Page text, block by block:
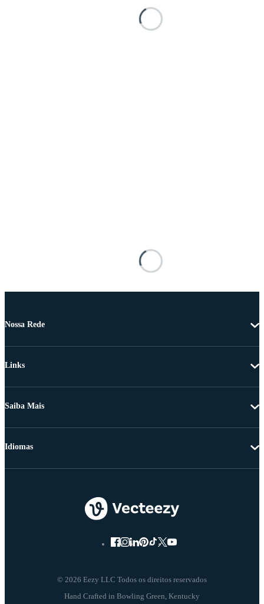
Nossa Rede
Links
Saiba Mais
© 2026 Eezy LLC Todos os direitos reservados
Idiomas